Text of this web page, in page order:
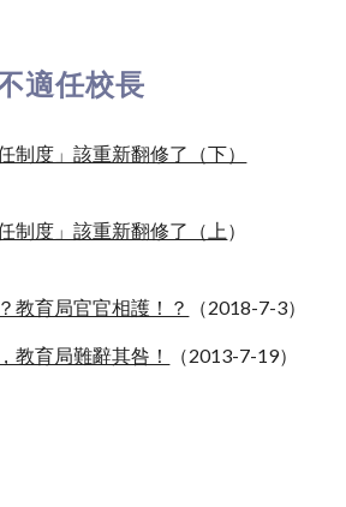
適任校長
制度」該重新翻修了（下）
制度」該重新翻修了（上 ）
教育局官官相護！？ （2018-7-3）
教育局難辭其咎！ （2013-7-19）